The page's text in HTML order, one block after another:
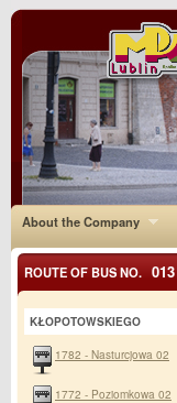
About the Company
ROUTE OF BUS NO. 013
KŁOPOTOWSKIEGO
1782 - Nasturcjowa 02
1772 - Poziomkowa 02